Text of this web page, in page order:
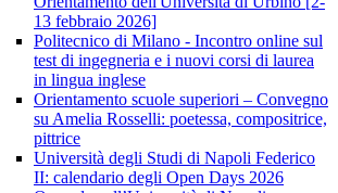
13 febbraio 2026]
Politecnico di Milano - Incontro online sul
test di ingegneria e i nuovi corsi di laurea
in lingua inglese
Orientamento scuole superiori – Convegno
su Amelia Rosselli: poetessa, compositrice,
pittrice
Università degli Studi di Napoli Federico
II: calendario degli Open Days 2026